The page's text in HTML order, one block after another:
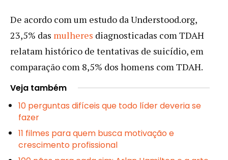
De acordo com um estudo da Understood.org,
23,5% das mulheres diagnosticadas com TDAH
relatam histórico de tentativas de suicídio, em
comparação com 8,5% dos homens com TDAH.
Veja também
10 perguntas difíceis que todo líder deveria se
fazer
11 filmes para quem busca motivação e
crescimento profissional